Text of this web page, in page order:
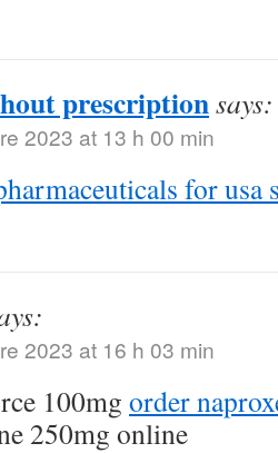
prescriptionsays:
2023 at 13 h 00 min
for usa
2023 at 16 h 03 min
100mg order
250mg online